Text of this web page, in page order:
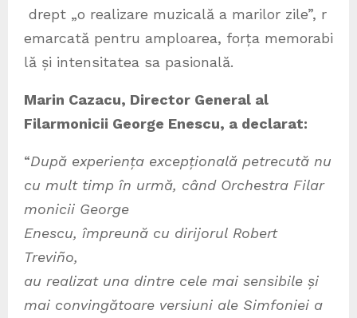
drept „o realizare muzicală a marilor zile”, r
emarcată pentru amploarea, forța memorabi
lă și intensitatea sa pasională.
Marin Cazacu, Director General al
Filarmonicii George Enescu, a declarat:
“După experiența excepțională petrecută nu
cu mult timp în urmă, când Orchestra Filar
monicii George
Enescu, împreună cu dirijorul Robert
Treviño,
au realizat una dintre cele mai sensibile și
mai convingătoare versiuni ale Simfoniei a